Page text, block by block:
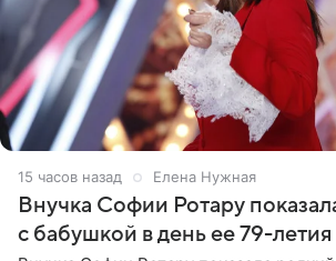
15 часов назад Елена Нужная
Внучка Софии Ротару
с бабушкой в день ее 79-летия